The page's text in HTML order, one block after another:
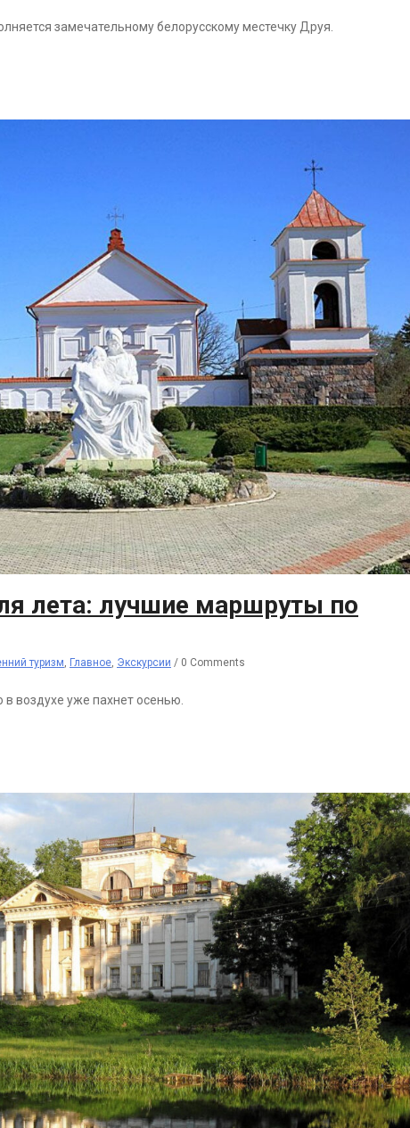
замечательному белорусскому местечку Друя.
лета: лучшие маршруты по
туризм Главное Экскурсии / 0 Comments
воздухе уже пахнет осенью.